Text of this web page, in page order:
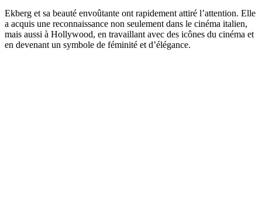
Ekberg et sa beauté envoûtante ont rapidement attiré l’attention. Elle
a acquis une reconnaissance non seulement dans le cinéma italien,
mais aussi à Hollywood, en travaillant avec des icônes du cinéma et
en devenant un symbole de féminité et d’élégance.